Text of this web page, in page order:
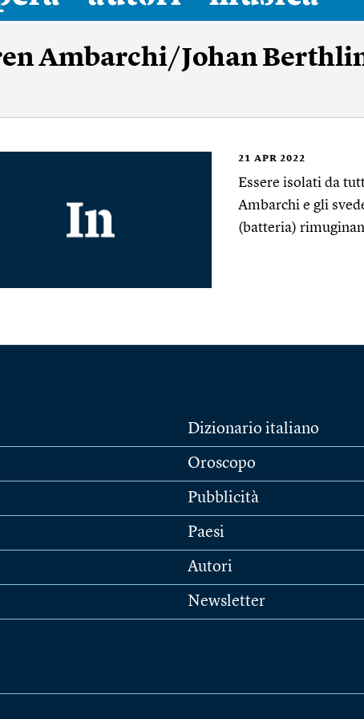
Ambarchi/Johan
21 APR 2022
Essere isolati da
Ambarchi e gli
(batteria)
Dizionario italiano
Oroscopo
Pubblicità
Paesi
Autori
Newsletter